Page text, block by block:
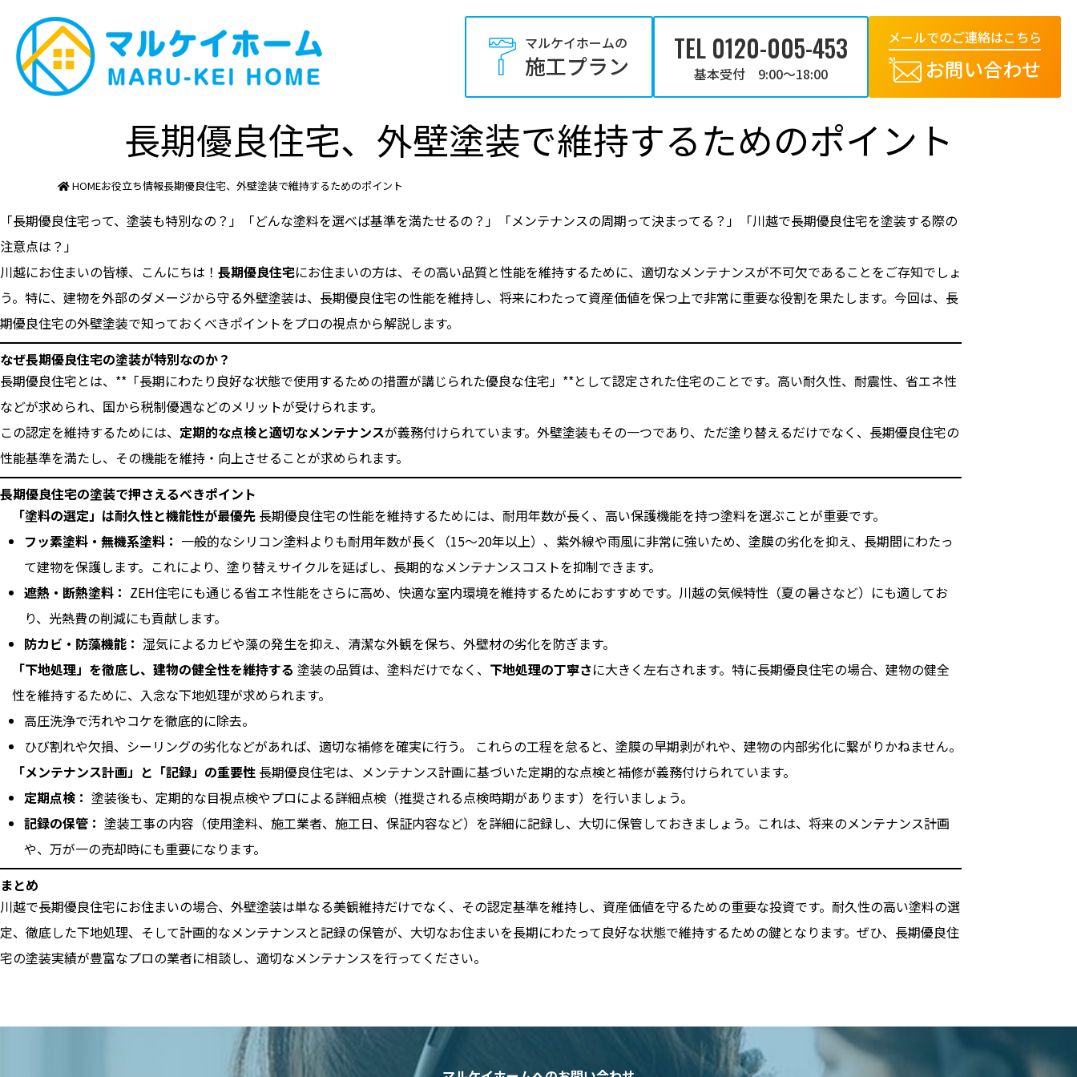
マルケイホームの
施工プラン TEL 0120-005-453
基本受付 9:00～18:00
メールでのご連絡はこちら
お問い合わせ
長期優良住宅、外壁塗装で維持するためのポイント
HOMEお役立ち情報長期優良住宅、外壁塗装で維持するためのポイント
「長期優良住宅って、塗装も特別なの？」「どんな塗料を選べば基準を満たせるの？」「メンテナンスの周期って決まってる？」「川越で長期優良住宅を塗装する際の
注意点は？」
川越にお住まいの皆様、こんにちは！ 長期優良住宅にお住まいの方は、その高い品質と性能を維持するために、適切なメンテナンスが不可欠であることをご存知でしょ
う。特に、建物を外部のダメージから守る外壁塗装は、長期優良住宅の性能を維持し、将来にわたって資産価値を保つ上で非常に重要な役割を果たします。今回は、長
期優良住宅の外壁塗装で知っておくべきポイントをプロの視点から解説します。
なぜ長期優良住宅の塗装が特別なのか？
長期優良住宅とは、**「長期にわたり良好な状態で使用するための措置が講じられた優良な住宅」**として認定された住宅のことです。高い耐久性、耐震性、省エネ性
などが求められ、国から税制優遇などのメリットが受けられます。
この認定を維持するためには、 定期的な点検と適切なメンテナンスが義務付けられています。外壁塗装もその一つであり、ただ塗り替えるだけでなく、長期優良住宅の
性能基準を満たし、その機能を維持・向上させることが求められます。
長期優良住宅の塗装で押さえるべきポイント
「塗料の選定」は耐久性と機能性が最優先 長期優良住宅の性能を維持するためには、耐用年数が長く、高い保護機能を持つ塗料を選ぶことが重要です。
フッ素塗料・無機系塗料： 一般的なシリコン塗料よりも耐用年数が長く（15～20年以上）、紫外線や雨風に非常に強いため、塗膜の劣化を抑え、長期間にわたっ
て建物を保護します。これにより、塗り替えサイクルを延ばし、長期的なメンテナンスコストを抑制できます。
遮熱・断熱塗料： ZEH住宅にも通じる省エネ性能をさらに高め、快適な室内環境を維持するためにおすすめです。川越の気候特性（夏の暑さなど）にも適してお
り、光熱費の削減にも貢献します。
防カビ・防藻機能： 湿気によるカビや藻の発生を抑え、清潔な外観を保ち、外壁材の劣化を防ぎます。
「下地処理」を徹底し、建物の健全性を維持する 塗装の品質は、塗料だけでなく、 下地処理の丁寧さに大きく左右されます。特に長期優良住宅の場合、建物の健全
性を維持するために、入念な下地処理が求められます。
高圧洗浄で汚れやコケを徹底的に除去。
ひび割れや欠損、シーリングの劣化などがあれば、適切な補修を確実に行う。 これらの工程を怠ると、塗膜の早期剥がれや、建物の内部劣化に繋がりかねません。
「メンテナンス計画」と「記録」の重要性 長期優良住宅は、メンテナンス計画に基づいた定期的な点検と補修が義務付けられています。
定期点検： 塗装後も、定期的な目視点検やプロによる詳細点検（推奨される点検時期があります）を行いましょう。
記録の保管： 塗装工事の内容（使用塗料、施工業者、施工日、保証内容など）を詳細に記録し、大切に保管しておきましょう。これは、将来のメンテナンス計画
や、万が一の売却時にも重要になります。
まとめ
川越で長期優良住宅にお住まいの場合、外壁塗装は単なる美観維持だけでなく、その認定基準を維持し、資産価値を守るための重要な投資です。耐久性の高い塗料の選
定、徹底した下地処理、そして計画的なメンテナンスと記録の保管が、大切なお住まいを長期にわたって良好な状態で維持するための鍵となります。ぜひ、長期優良住
宅の塗装実績が豊富なプロの業者に相談し、適切なメンテナンスを行ってください。